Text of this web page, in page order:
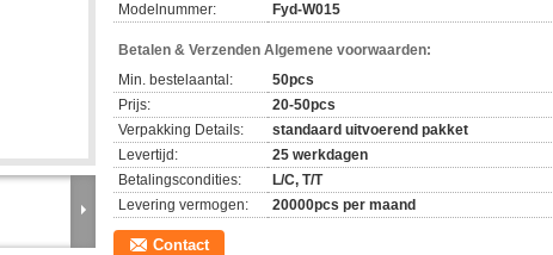
Modelnummer:
Fyd-W015
Betalen & Verzenden Algemene voorwaarden:
Min. bestelaantal:
50pcs
Prijs:
20-50pcs
Verpakking Details:
standaard uitvoerend pakket
Levertijd:
25 werkdagen
Betalingscondities:
L/C, T/T
Levering vermogen:
20000pcs per maand
Contact